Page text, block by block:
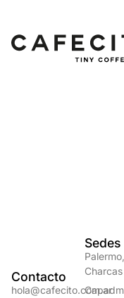
Contacto
hola@cafecito.com.ar
Sedes
Palermo,